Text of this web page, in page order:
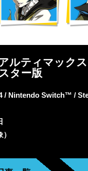
ルティマック
ター版
/ Nintendo Switch™ /